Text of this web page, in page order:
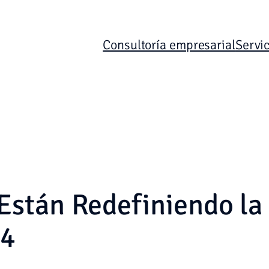
Consultoría empresarial
Redefiniendo